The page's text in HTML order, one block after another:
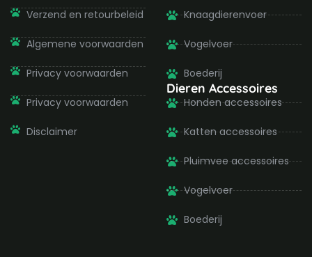
Verzend en retourbeleid
Algemene voorwaarden
Privacy voorwaarden
Privacy voorwaarden
Disclaimer
Knaagdierenvoer
Vogelvoer
Boederij
Dieren Accessoires
Honden accessoires
Katten accessoires
Pluimvee accessoires
Vogelvoer
Boederij